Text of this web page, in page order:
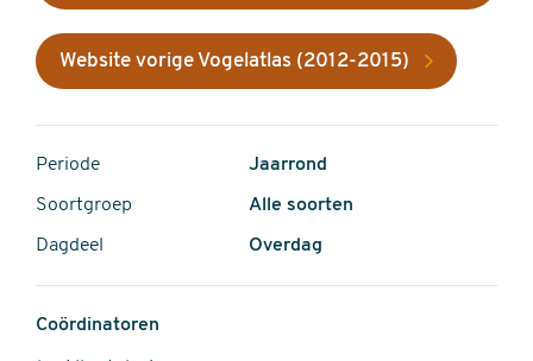
Website vorige Vogelatlas (2012-2015)
Periode Jaarrond
Soortgroep Alle soorten
Dagdeel Overdag
Coördinatoren